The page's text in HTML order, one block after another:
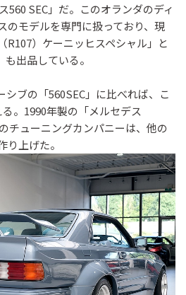
560 SEC」だ。このオランダのディ
のモデルを専門に扱っており、現
R107）ケーニッヒスペシャル」と
も出品している。
シブの「560SEC」に比べれば、こ
。1990年製の「メルセデス
チューニングカンパニーは、他の
上げた。